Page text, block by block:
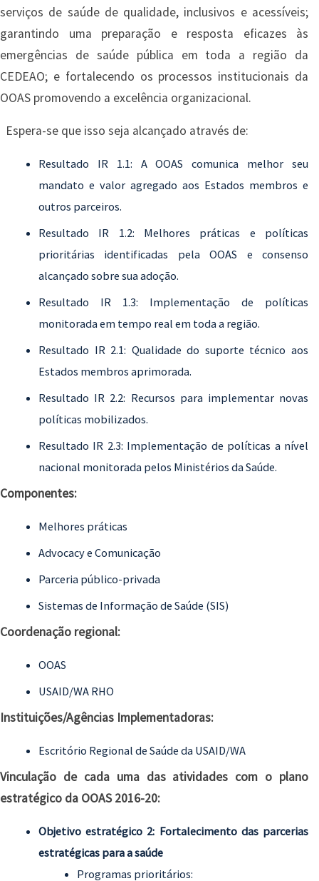
serviços de saúde de qualidade, inclusivos e acessíveis;
garantindo uma preparação e resposta eficazes às
emergências de saúde pública em toda a região da
CEDEAO; e fortalecendo os processos institucionais da
OOAS promovendo a excelência organizacional.
Espera-se que isso seja alcançado através de:
Resultado IR 1.1: A OOAS comunica melhor seu
mandato e valor agregado aos Estados membros e
outros parceiros.
Resultado IR 1.2: Melhores práticas e políticas
prioritárias identificadas pela OOAS e consenso
alcançado sobre sua adoção.
Resultado IR 1.3: Implementação de políticas
monitorada em tempo real em toda a região.
Resultado IR 2.1: Qualidade do suporte técnico aos
Estados membros aprimorada.
Resultado IR 2.2: Recursos para implementar novas
políticas mobilizados.
Resultado IR 2.3: Implementação de políticas a nível
nacional monitorada pelos Ministérios da Saúde.
Componentes:
Melhores práticas
Advocacy e Comunicação
Parceria público-privada
Sistemas de Informação de Saúde (SIS)
Coordenação regional:
OOAS
USAID/WA RHO
Instituições/Agências Implementadoras:
Escritório Regional de Saúde da USAID/WA
Vinculação de cada uma das atividades com o plano
estratégico da OOAS 2016-20:
Objetivo estratégico 2: Fortalecimento das parcerias
estratégicas para a saúde
Programas prioritários: